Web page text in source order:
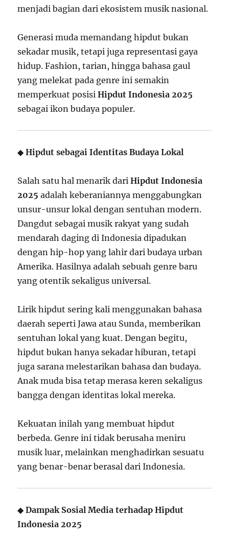
menjadi bagian dari ekosistem musik nasional.
Generasi muda memandang hipdut bukan
sekadar musik, tetapi juga representasi gaya
hidup. Fashion, tarian, hingga bahasa gaul
yang melekat pada genre ini semakin
memperkuat posisiHipdut Indonesia 2025
sebagai ikon budaya populer.
◆Hipdut sebagai Identitas Budaya Lokal
Salah satu hal menarik dariHipdut Indonesia
2025 adalah keberaniannya menggabungkan
unsur-unsur lokal dengan sentuhan modern.
Dangdut sebagai musik rakyat yang sudah
mendarah daging di Indonesia dipadukan
dengan hip-hop yang lahir dari budaya urban
Amerika. Hasilnya adalah sebuah genre baru
yang otentik sekaligus universal.
Lirik hipdut sering kali menggunakan bahasa
daerah seperti Jawa atau Sunda, memberikan
sentuhan lokal yang kuat. Dengan begitu,
hipdut bukan hanya sekadar hiburan, tetapi
juga sarana melestarikan bahasa dan budaya.
Anak muda bisa tetap merasa keren sekaligus
bangga dengan identitas lokal mereka.
Kekuatan inilah yang membuat hipdut
berbeda. Genre ini tidak berusaha meniru
musik luar, melainkan menghadirkan sesuatu
yang benar-benar berasal dari Indonesia.
◆Dampak Sosial Media terhadap Hipdut
Indonesia 2025